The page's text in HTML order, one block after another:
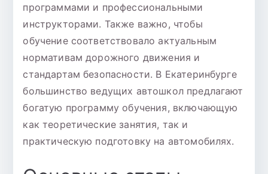
программами и профессиональными
инструкторами. Также важно, чтобы
обучение соответствовало актуальным
нормативам дорожного движения и
стандартам безопасности. В Екатеринбурге
большинство ведущих автошкол предлагают
богатую программу обучения, включающую
как теоретические занятия, так и
практическую подготовку на автомобилях.